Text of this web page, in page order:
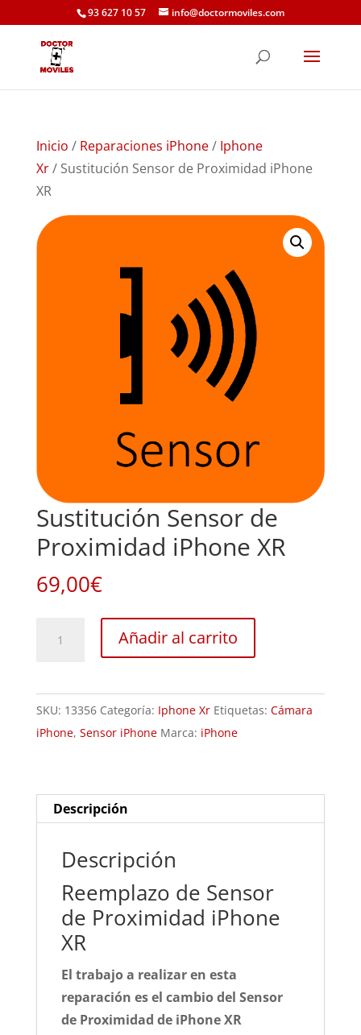
93 627 10 57 info@doctormoviles.com
Inicio / Reparaciones iPhone/ Iphone
Xr/ Sustitución Sensor de Proximidad iPhone
XR
Sustitución Sensor de
Proximidad iPhone XR
69,00€
Proximidad
iPhone
XR
Añadir al carrito
SKU: 13356 Categoría: Iphone Xr Etiquetas: Cámara
iPhone, Sensor iPhone Marca: iPhone
Descripción
Descripción
Reemplazo de Sensor
de Proximidad iPhone
XR
El trabajo a realizar en esta
reparación es el cambio del Sensor
de Proximidad de iPhone XR